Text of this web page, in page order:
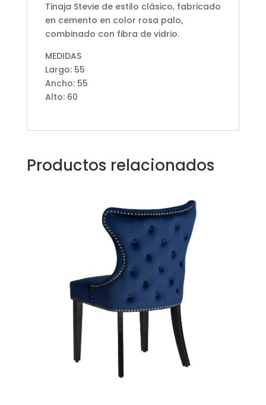
Tinaja Stevie de estilo clásico, fabricado
en cemento en color rosa palo,
combinado con fibra de vidrio.
MEDIDAS
Largo: 55
Ancho: 55
Alto: 60
Productos relacionados